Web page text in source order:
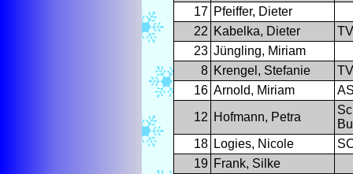
17 Pfeiffer, Dieter
22 Kabelka, Dieter
23 Jüngling, Miriam
8 Krengel, Stefanie
16 Arnold, Miriam
12 Hofmann, Petra
18
Logies, Nicole
19 Frank, Silke